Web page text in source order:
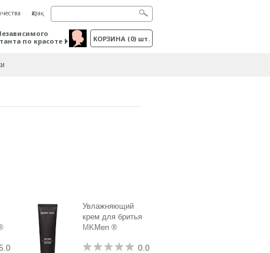
Қазақ
по красоте
КОРЗИНА (0) шт.
5.0
Увлажняющий
крем для бритья
MKMen ®
0.0